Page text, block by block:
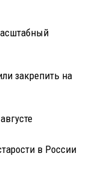
закрепить на
в России